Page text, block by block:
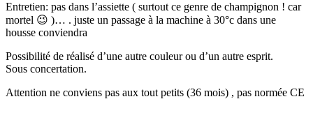
Entretien: pas dans l’assiette ( surtout ce genre de champignon ! car
mortel 😉 )… . juste un passage à la machine à 30°c dans une
housse conviendra
Possibilité de réalisé d’une autre couleur ou d’un autre esprit.
Sous concertation.
Attention ne conviens pas aux tout petits (36 mois) , pas normée CE